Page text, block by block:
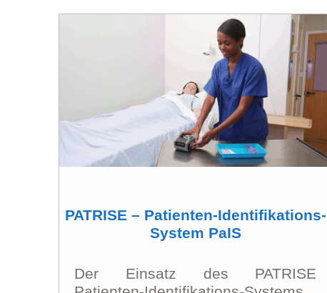
PATRISE – Patienten-Identifikations-
System PaIS
Der Einsatz des PATRISE